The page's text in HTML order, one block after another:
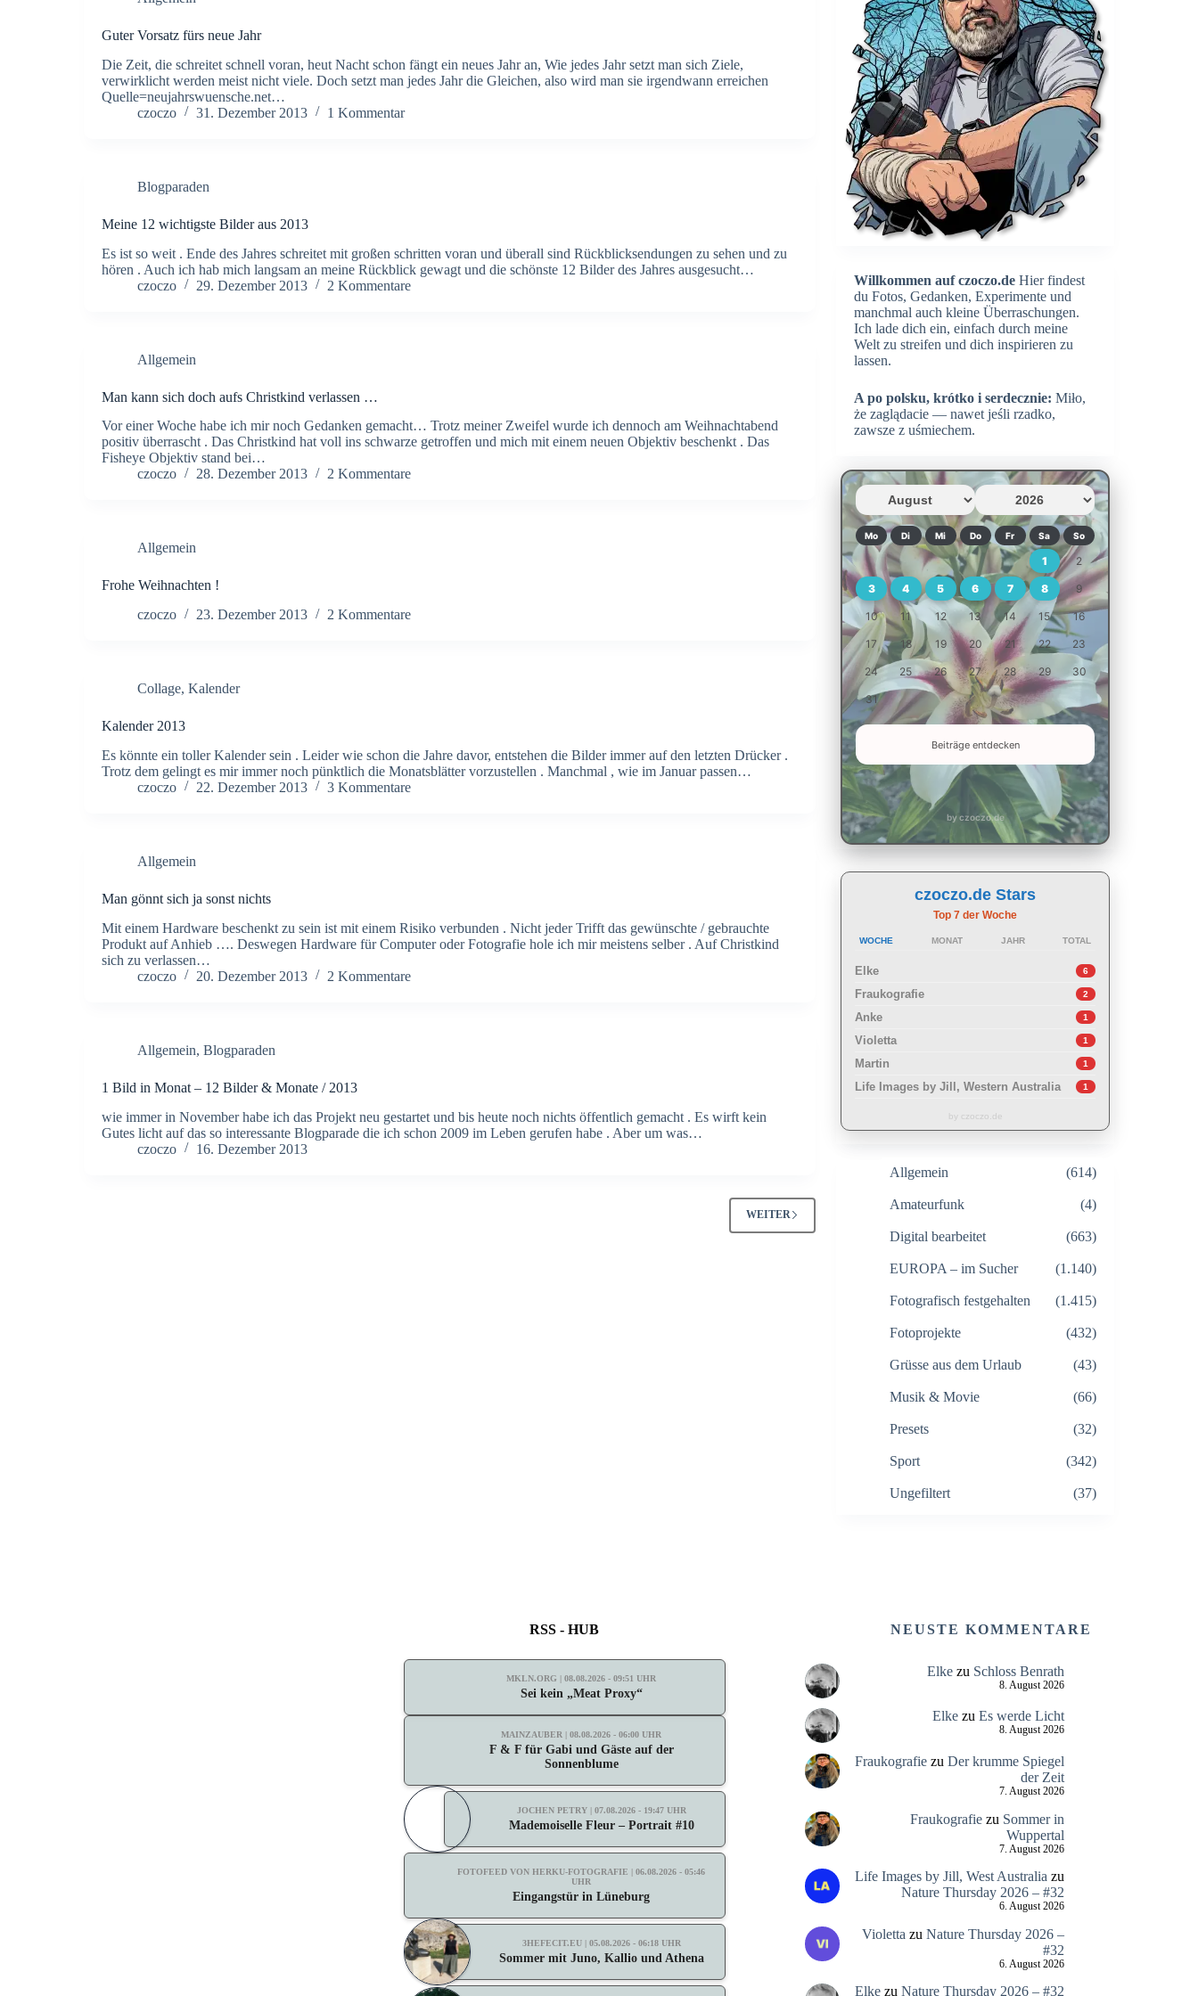
Guter Vorsatz fürs neue Jahr
Die Zeit, die schreitet schnell voran, heut Nacht schon fängt ein neues Jahr an, Wie jedes Jahr setzt man sich Ziele,
verwirklicht werden meist nicht viele. Doch setzt man jedes Jahr die Gleichen, also wird man sie irgendwann erreichen
Quelle=neujahrswuensche.net…
czoczo
31. Dezember 2013 1 Kommentar
Blogparaden
Meine 12 wichtigste Bilder aus 2013
Es ist so weit . Ende des Jahres schreitet mit großen schritten voran und überall sind Rückblicksendungen zu sehen und zu
hören . Auch ich hab mich langsam an meine Rückblick gewagt und die schönste 12 Bilder des Jahres ausgesucht…
czoczo
29. Dezember 2013 2 Kommentare
Allgemein
Man kann sich doch aufs Christkind verlassen …
Vor einer Woche habe ich mir noch Gedanken gemacht… Trotz meiner Zweifel wurde ich dennoch am Weihnachtabend
positiv überrascht . Das Christkind hat voll ins schwarze getroffen und mich mit einem neuen Objektiv beschenkt . Das
Fisheye Objektiv stand bei…
czoczo
28. Dezember 2013 2 Kommentare
Allgemein
Frohe Weihnachten !
czoczo
23. Dezember 2013 2 Kommentare
Collage, Kalender
Kalender 2013
Es könnte ein toller Kalender sein . Leider wie schon die Jahre davor, entstehen die Bilder immer auf den letzten Drücker .
Trotz dem gelingt es mir immer noch pünktlich die Monatsblätter vorzustellen . Manchmal , wie im Januar passen…
czoczo
22. Dezember 2013 3 Kommentare
Allgemein
Man gönnt sich ja sonst nichts
Mit einem Hardware beschenkt zu sein ist mit einem Risiko verbunden . Nicht jeder Trifft das gewünschte / gebrauchte
Produkt auf Anhieb …. Deswegen Hardware für Computer oder Fotografie hole ich mir meistens selber . Auf Christkind
sich zu verlassen…
czoczo
20. Dezember 2013 2 Kommentare
Allgemein, Blogparaden
1 Bild in Monat – 12 Bilder & Monate / 2013
wie immer in November habe ich das Projekt neu gestartet und bis heute noch nichts öffentlich gemacht . Es wirft kein
Gutes licht auf das so interessante Blogparade die ich schon 2009 im Leben gerufen habe . Aber um was…
czoczo
16. Dezember 2013
WEITER
Willkommen auf czoczo.de Hier findest
du Fotos, Gedanken, Experimente und
manchmal auch kleine Überraschungen.
Ich lade dich ein, einfach durch meine
Welt zu streifen und dich inspirieren zu
lassen.
A po polsku, krótko i serdecznie: Miło,
że zaglądacie — nawet jeśli rzadko,
zawsze z uśmiechem.
Mo Di Mi Do Fr Sa So
1 2
3 4 5 6 7 8 9
10 11 12 13 14 15 16
17 18 19 20 21 22 23
24 25 26 27 28 29 30
31
Beiträge entdecken
by czoczo.de
czoczo.de Stars
Top 7 der Woche
WOCHE MONAT JAHR TOTAL
Elke 6
Fraukografie 2
Anke 1
Violetta 1
Martin 1
Life Images by Jill, Western Australia 1
by czoczo.de
Allgemein (614)
Amateurfunk (4)
Digital bearbeitet (663)
EUROPA – im Sucher (1.140)
Fotografisch festgehalten (1.415)
Fotoprojekte (432)
Grüsse aus dem Urlaub (43)
Musik & Movie (66)
Presets (32)
Sport (342)
Ungefiltert (37)
RSS - HUB
MKLN.ORG | 08.08.2026 - 09:51 UHR
Sei kein „Meat Proxy“
MAINZAUBER | 08.08.2026 - 06:00 UHR
F & F für Gabi und Gäste auf der
Sonnenblume
JOCHEN PETRY | 07.08.2026 - 19:47 UHR
Mademoiselle Fleur – Portrait #10
FOTOFEED VON HERKU-FOTOGRAFIE | 06.08.2026 - 05:46
UHR
Eingangstür in Lüneburg
3HEFECIT.EU | 05.08.2026 - 06:18 UHR
Sommer mit Juno, Kallio und Athena
NEUSTE KOMMENTARE
Elkezu Schloss Benrath
8. August 2026
Elkezu Es werde Licht
8. August 2026
Fraukografiezu Der krumme Spiegel
der Zeit
7. August 2026
Fraukografiezu Sommer in
Wuppertal
7. August 2026
Life Images by Jill, West Australia zu
Nature Thursday 2026 – #32
6. August 2026
Violetta zu Nature Thursday 2026 –
#32
6. August 2026
Elkezu Nature Thursday 2026 – #32